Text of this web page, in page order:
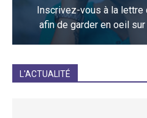
Inscrivez-vous à la lettre
afin de garder en oeil
L'ACTUALITÉ